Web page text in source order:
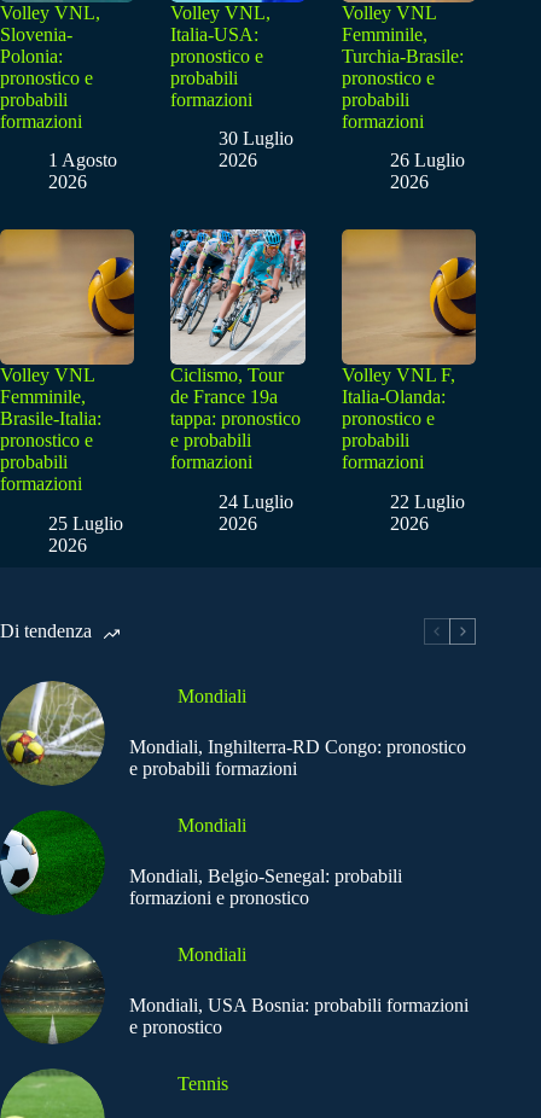
Volley VNL,
Slovenia-
Polonia:
pronostico e
probabili
formazioni
1 Agosto
2026
Volley VNL,
Italia-USA:
pronostico e
probabili
formazioni
30 Luglio
2026
Volley VNL
Femminile,
Turchia-Brasile:
pronostico e
probabili
formazioni
26 Luglio
2026
Volley VNL
Femminile,
Brasile-Italia:
pronostico e
probabili
formazioni
25 Luglio
2026
Ciclismo, Tour
de France 19a
tappa: pronostico
e probabili
formazioni
24 Luglio
2026
Volley VNL F,
Italia-Olanda:
pronostico e
probabili
formazioni
22 Luglio
2026
Di tendenza
Mondiali
Mondiali, Inghilterra-RD Congo: pronostico
e probabili formazioni
Mondiali
Mondiali, Belgio-Senegal: probabili
formazioni e pronostico
Mondiali
Mondiali, USA Bosnia: probabili formazioni
e pronostico
Tennis